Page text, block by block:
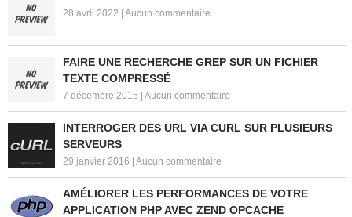
28 avril 2022 | Aucun commentaire
FAIRE UNE RECHERCHE GREP SUR UN FICHIER
TEXTE COMPRESSÉ
7 décembre 2015 | Aucun commentaire
INTERROGER DES URL VIA CURL SUR PLUSIEURS
SERVEURS
29 janvier 2016 | Aucun commentaire
AMÉLIORER LES PERFORMANCES DE VOTRE
APPLICATION PHP AVEC ZEND OPCACHE